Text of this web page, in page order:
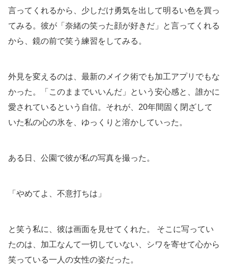
言ってくれるから、少しだけ勇気を出して明るい色を買っ
てみる。彼が「奈緒の笑った顔が好きだ」と言ってくれる
から、鏡の前で笑う練習をしてみる。
外見を変えるのは、最新のメイク術でも加工アプリでもな
かった。「このままでいいんだ」という安心感と、誰かに
愛されているという自信。それが、20年間固く閉ざして
いた私の心の氷を、ゆっくりと溶かしていった。
ある日、公園で彼が私の写真を撮った。
「やめてよ、不意打ちは」
と笑う私に、彼は画面を見せてくれた。 そこに写ってい
たのは、加工なんて一切していない、シワを寄せて心から
笑っている一人の女性の姿だった。